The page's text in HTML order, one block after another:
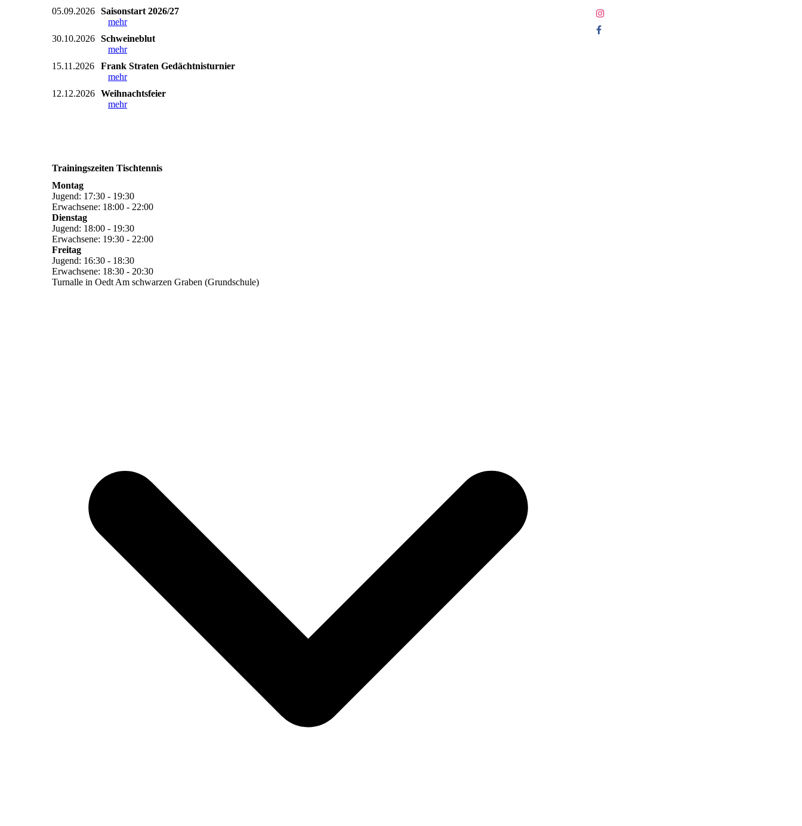
05.09.2026 Saisonstart 2026/27
mehr
30.10.2026 Schweineblut
mehr
15.11.2026
Frank Straten Gedächtnisturnier
mehr
12.12.2026 Weihnachtsfeier
mehr
Trainingszeiten Tischtennis
Montag
Jugend: 17:30 - 19:30
Erwachsene: 18:00 - 22:00
Dienstag
Jugend: 18:00 - 19:30
Erwachsene: 19:30 - 22:00
Freitag
Jugend: 16:30 - 18:30
Erwachsene: 18:30 - 20:30
Turnalle in Oedt Am schwarzen Graben (Grundschule)